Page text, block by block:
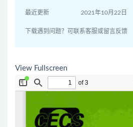
最近更新 2021年10月22日
下载遇到问题？可联系客服或留言反馈
View Fullscreen